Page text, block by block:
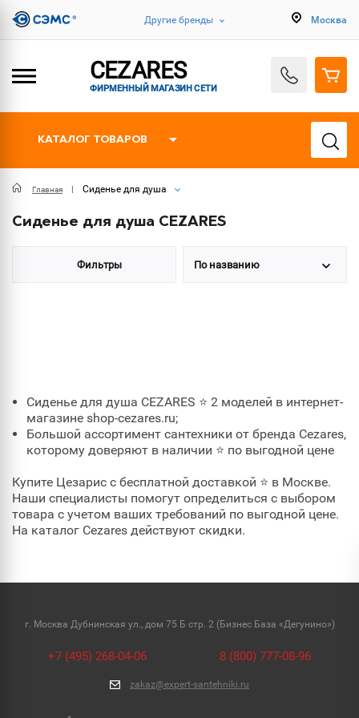
Другие бренды Москва
CEZARES
ФИРМЕННЫЙ МАГАЗИН СЕТИ
КАТАЛОГ ТОВАРОВ
Главная Сиденье для душа
Сиденье для душа CEZARES
Фильтры По названию
Сиденье для душа CEZARES ⭐ 2 моделей в интернет-
магазине shop-cezares.ru;
Большой ассортимент сантехники от бренда Cezares,
которому доверяют в наличии ⭐ по выгодной цене
Купите Цезарис с бесплатной доставкой ⭐ в Москве.
Наши специалисты помогут определиться с выбором
товара с учетом ваших требований по выгодной цене.
На каталог Cezares действуют скидки.
г. Москва Дубнинская ул., дом 75 Б стр. 2 (Бизнес База «Дегунино»)
+7 (495) 268-04-06 8 (800) 777-08-96
zakaz@expert-santehniki.ru